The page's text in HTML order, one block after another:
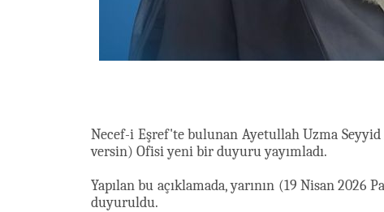
Necef-i Eşref'te bulunan Ayetullah Uzma
versin) Ofisi yeni bir duyuru yayımladı.
Yapılan bu açıklamada, yarının (19 Nisan 2026
duyuruldu.